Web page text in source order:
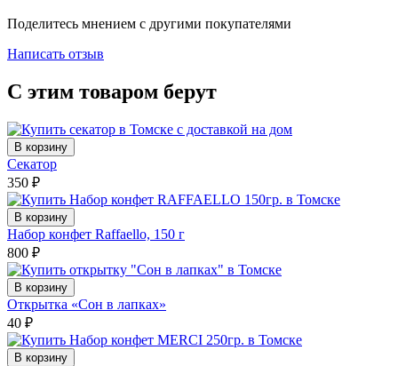
Поделитесь мнением с другими покупателями
Написать отзыв
С этим товаром берут
В корзину
Секатор
350 ₽
В корзину
Набор конфет Raffaello, 150 г
800 ₽
В корзину
Открытка «Сон в лапках»
40 ₽
В корзину